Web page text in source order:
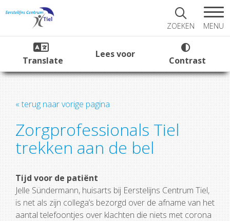
ZOEKEN MENU
Translate
Lees voor
Contrast
« terug naar vorige pagina
Zorgprofessionals Tiel
trekken aan de bel
Tijd voor de patiënt
Jelle Sündermann, huisarts bij Eerstelijns Centrum Tiel,
is net als zijn collega’s bezorgd over de afname van het
aantal telefoontjes over klachten die niets met corona